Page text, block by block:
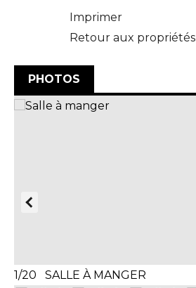
Imprimer
Retour aux propriétés
PHOTOS
1/20 SALLE À MANGER